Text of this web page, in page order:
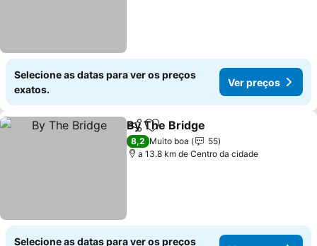
Selecione as datas para ver os preços
exatos.
Ver preços
PartilharAdicionar aos favoritos
By The Bridge
8,2 Muito boa
55
a 13.8 km de Centro da cidade
Selecione as datas para ver os preços